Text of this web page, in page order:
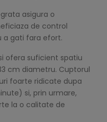
asigura o
de control
a gati fara efort.
ofera suficient spatiu
cm diametru. Cuptorul
foarte ridicate dupa
si, prin urmare,
la o calitate de